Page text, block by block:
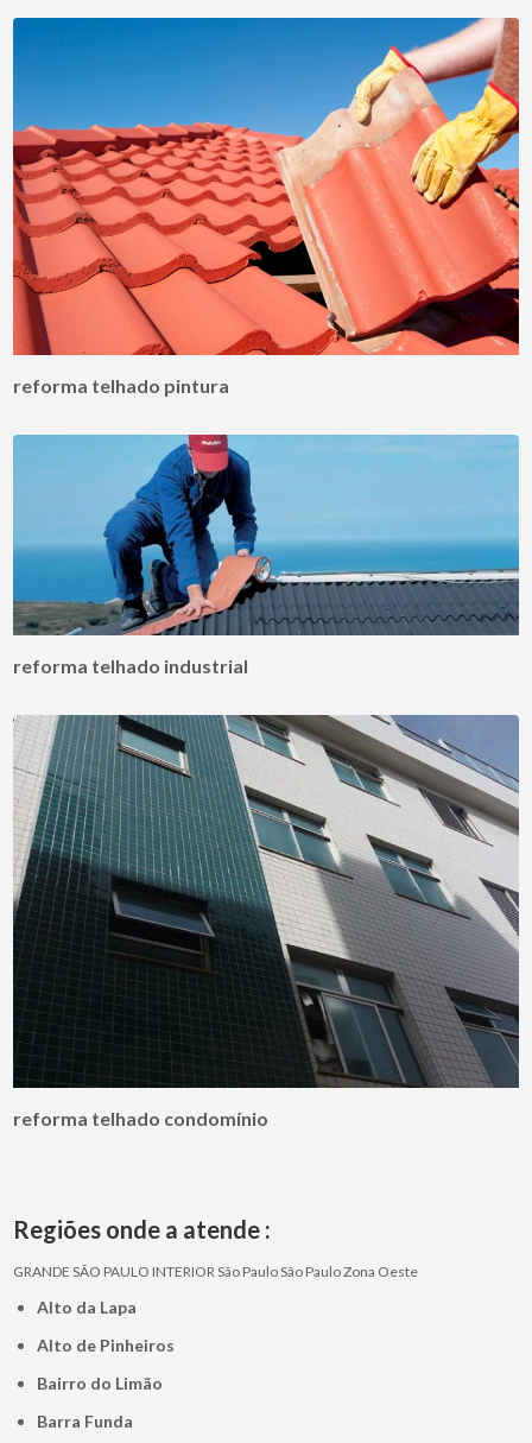
reforma telhado pintura
reforma telhado industrial
reforma telhado condomínio
Regiões onde a atende :
GRANDE SÃO PAULO INTERIORSão PauloSão PauloZona Oeste
Alto da Lapa
Alto de Pinheiros
Bairro do Limão
Barra Funda